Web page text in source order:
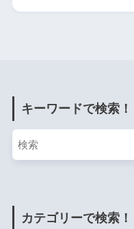
キーワードで検索！
カテゴリーで検索！